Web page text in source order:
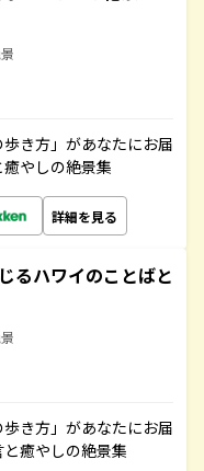
き方」があなたにお届
やしの絶景集
詳細を見る
るハワイのことばと
き方」があなたにお届
癒やしの絶景集